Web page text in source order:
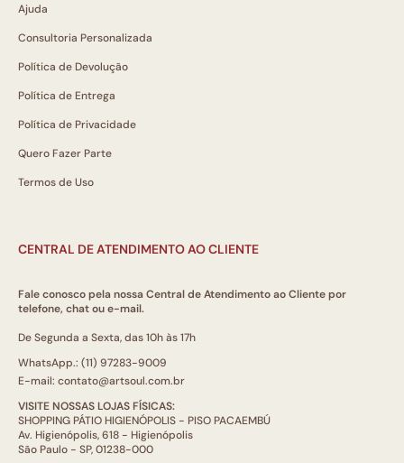
Ajuda
Consultoria Personalizada
Política de Devolução
Política de Entrega
Política de Privacidade
Quero Fazer Parte
Termos de Uso
CENTRAL DE ATENDIMENTO AO CLIENTE
Fale conosco pela nossa Central de Atendimento ao Cliente por
telefone, chat ou e-mail.
De Segunda a Sexta, das 10h às 17h
WhatsApp.: (11) 97283-9009
E-mail: contato@artsoul.com.br
VISITE NOSSAS LOJAS FÍSICAS:
SHOPPING PÁTIO HIGIENÓPOLIS - PISO PACAEMBÚ
Av. Higienópolis, 618 - Higienópolis
São Paulo - SP, 01238-000